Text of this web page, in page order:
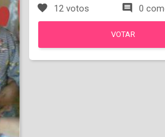
12 votos 0
VOTAR